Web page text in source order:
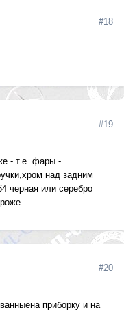
#18
#19
- т.е. фары -
над задним
черная или серебро
#20
приборку и на